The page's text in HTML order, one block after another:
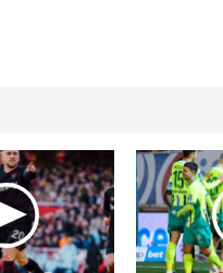
ΣΥΝΔΕΣΗ
Απόψεις